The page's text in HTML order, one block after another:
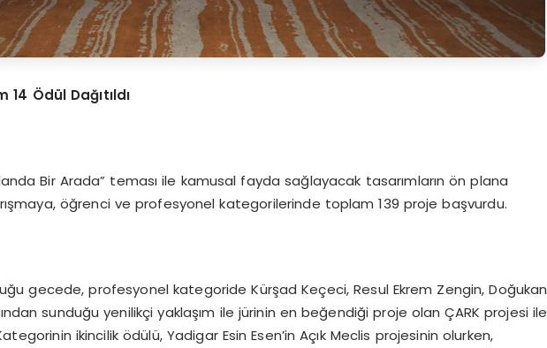
Ödül Dağıtıldı
Bir Arada” teması ile kamusal fayda sağlayacak tasarımların ön plana
öğrenci ve profesyonel kategorilerinde toplam 139 proje başvurdu.
gecede, profesyonel kategoride Kürşad Keçeci, Resul Ekrem Zengin, Doğukan
sunduğu yenilikçi yaklaşım ile jürinin en beğendiği proje olan ÇARK projesi ile
ikincilik ödülü, Yadigar Esin Esen’in Açık Meclis projesinin olurken,